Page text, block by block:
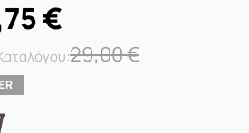
29,00€
€